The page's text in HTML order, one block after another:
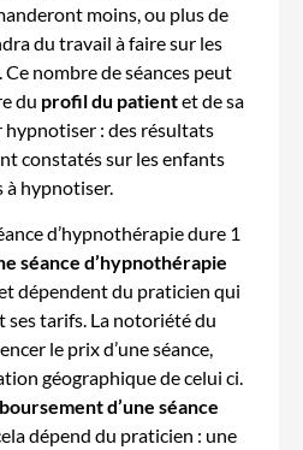
moins, ou plus de
du travail à faire sur les
nombre de séances peut
du profil du patientet de sa
hypnotiser : des résultats
constatés sur les enfants
à hypnotiser.
d’hypnothérapie dure 1
séance d’hypnothérapie
dépendent du praticien qui
tarifs. La notoriété du
le prix d’une séance,
géographique de celui ci.
d’une séance
dépend du praticien : une